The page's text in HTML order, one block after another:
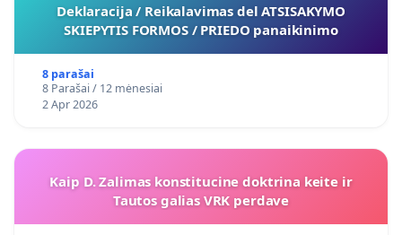
Deklaracija / Reikalavimas del ATSISAKYMO
SKIEPYTIS FORMOS / PRIEDO panaikinimo
8 parašai
8 Parašai / 12 mėnesiai
2 Apr 2026
Kaip D. Zalimas konstitucine doktrina keite ir
Tautos galias VRK perdave